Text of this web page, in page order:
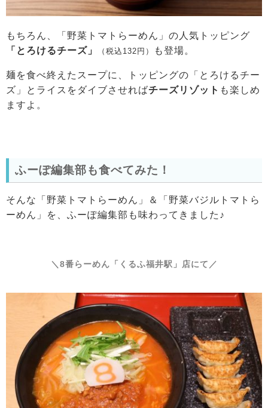
もちろん、「野菜トマトらーめん」の人気トッピング
「とろけるチーズ」
（税込132円） も登場。
麺を食べ終えたスープに、トッピングの「とろけるチー
ズ」とライスをダイブさせればチーズリゾット も楽しめ
ますよ。
ふーぽ編集部も食べてみた！
そんな「野菜トマトらーめん」＆「野菜バジルトマトら
ーめん」を、ふーぽ編集部も味わってきました♪
＼8番らーめん「くるふ福井駅」店にて／